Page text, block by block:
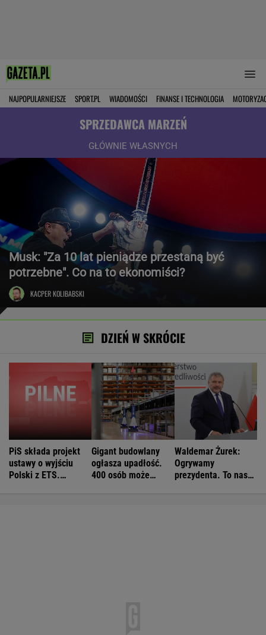
NAJPOPULARNIEJSZE SPORT.PL WIADOMOŚCI FINANSE I TECHNOLOGIA
SPRZEDAWCA MARZEŃ
GŁÓWNIE WŁASNYCH
Musk: "Za 10 lat pieniądze przestaną być
potrzebne". Co na to ekonomiści?
KACPER KOLIBABSKI
DZIEŃ W SKRÓCIE
PiS składa projekt
ustawy o wyjściu
Polski z ETS.
Gigant budowlany
ogłasza upadłość.
400 osób może
Waldemar Żurek:
Ogrywamy
prezydenta. To nasz